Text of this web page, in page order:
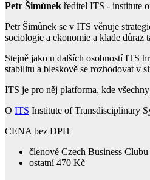
Petr Šimůnek ředitel ITS - institute
Petr Šimůnek se v ITS věnuje
sociologie a ekonomie a klade
Stejně jako u dalších osobností ITS
stabilitu a bleskově se rozhodovat v
ITS je pro něj platforma, kde
O ITS Institute of Transdisciplinary
CENA bez DPH
členové Czech Business Clubu
ostatní 470 Kč